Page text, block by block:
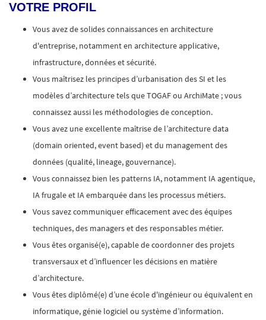
VOTRE PROFIL
Vous avez de solides connaissances en architecture
d'entreprise, notamment en architecture applicative,
infrastructure, données et sécurité.
Vous maîtrisez les principes d’urbanisation des SI et les
modèles d’architecture tels que TOGAF ou ArchiMate ; vous
connaissez aussi les méthodologies de conception.
Vous avez une excellente maîtrise de l’architecture data
(domain oriented, event based) et du management des
données (qualité, lineage, gouvernance).
Vous connaissez bien les patterns IA, notamment IA agentique,
IA frugale et IA embarquée dans les processus métiers.
Vous savez communiquer efficacement avec des équipes
techniques, des managers et des responsables métier.
Vous êtes organisé(e), capable de coordonner des projets
transversaux et d’influencer les décisions en matière
d’architecture.
Vous êtes diplômé(e) d’une école d'ingénieur ou équivalent en
informatique, génie logiciel ou système d’information.